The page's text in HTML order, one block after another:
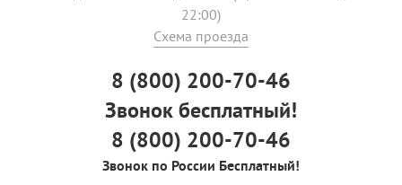
22:00)
Схема проезда
8 (800) 200-70-46
Звонок бесплатный!
8 (800) 200-70-46
Звонок по России Бесплатный!